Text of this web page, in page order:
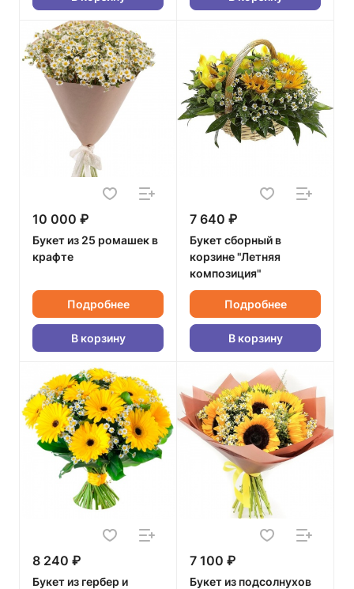
10 000 ₽
Букет из 25 ромашек в
крафте
Подробнее
В корзину
7 640 ₽
Букет сборный в
корзине "Летняя
композиция"
Подробнее
В корзину
8 240 ₽
Букет из гербер и
7 100 ₽
Букет из подсолнухов